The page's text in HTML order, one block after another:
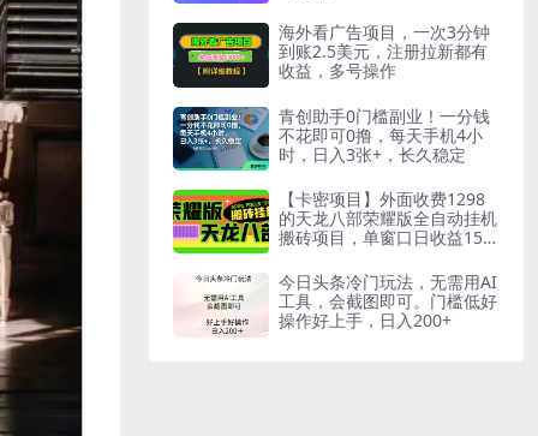
海外看广告项目，一次3分钟
到账2.5美元，注册拉新都有
收益，多号操作
青创助手0门槛副业！一分钱
不花即可0撸，每天手机4小
时，日入3张+，长久稳定
【卡密项目】外面收费1298
的天龙八部荣耀版全自动挂机
搬砖项目，单窗口日收益15
教程】
今日头条冷门玩法，无需用AI
工具，会截图即可。门槛低好
操作好上手，日入200+